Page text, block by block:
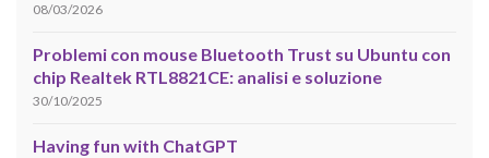
08/03/2026
Problemi con mouse Bluetooth Trust su Ubuntu con
chip Realtek RTL8821CE: analisi e soluzione
30/10/2025
Having fun with ChatGPT